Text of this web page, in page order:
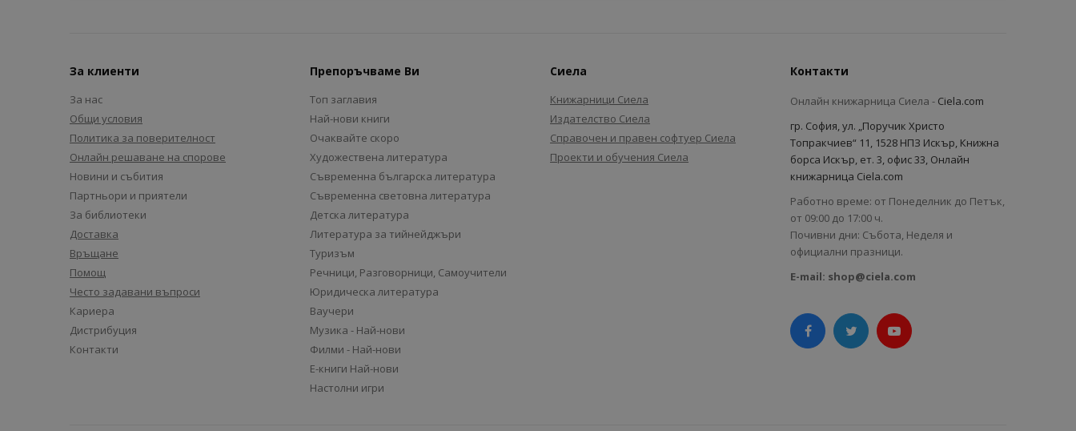
За клиенти
За нас
Общи условия
Политика за поверителност
Онлайн решаване на спорове
Новини и събития
Партньори и приятели
За библиотеки
Доставка
Връщане
Помощ
Често задавани въпроси
Кариера
Дистрибуция
Контакти
Препоръчваме Ви
Топ заглавия
Най-нови книги
Очаквайте скоро
Художествена литература
Съвременна българска литература
Съвременна световна литература
Детска литература
Литература за тийнейджъри
Туризъм
Речници, Разговорници, Самоучители
Юридическа литература
Ваучери
Музика - Най-нови
Филми - Най-нови
Е-книги Най-нови
Настолни игри
Сиела
Книжарници Сиела
Издателство Сиела
Справочен и правен софтуер Сиела
Проекти и обучения Сиела
Контакти
Онлайн книжарница Сиела - Ciela.com
гр. София, ул. „Поручик Христо
Топракчиев“ 11, 1528 НПЗ Искър, Книжна
борса Искър, ет. 3, офис 33, Онлайн
книжарница Ciela.com
Работно време: от Понеделник до Петък,
от 09:00 до 17:00 ч.
Почивни дни: Събота, Неделя и
официални празници.
E-mail: shop@ciela.com